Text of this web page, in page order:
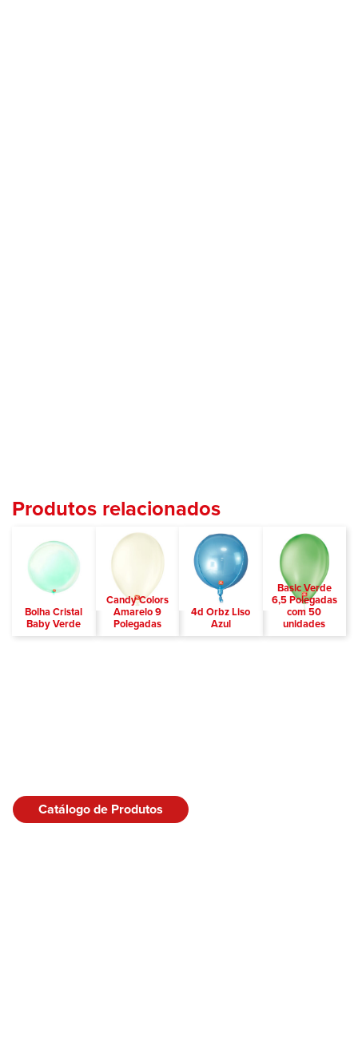
Produtos relacionados
Bolha Cristal
Baby Verde
Candy Colors
Amarelo 9
Polegadas
4d Orbz Liso
Azul
Basic Verde
6,5 Polegadas
com 50
unidades
Catálogo de Produtos